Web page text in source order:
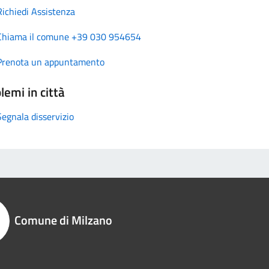
Assistenza
il comune +39 030 954654
un appuntamento
in città
disservizio
Comune di Milzano